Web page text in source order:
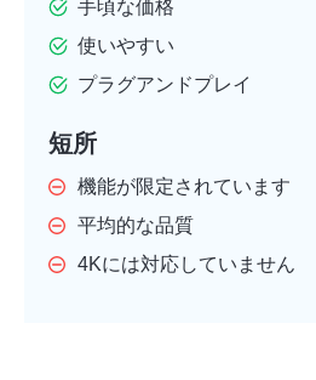
手頃な価格
使いやすい
プラグアンドプレイ
短所
機能が限定されています
平均的な品質
4Kには対応していません